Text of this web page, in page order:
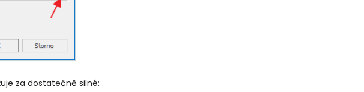
za dostatečně silné: